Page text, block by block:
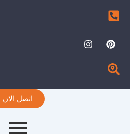
P
i
t
e
I
n
اتصل الان